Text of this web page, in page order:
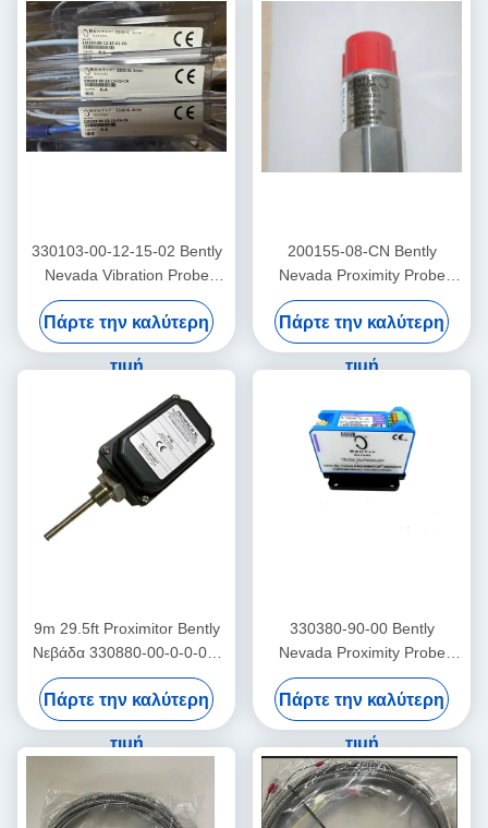
330103-00-12-15-02 Bently
Nevada Vibration Probe
3300 Xl Πρόσθετος
αισθητήρας
Πάρτε την καλύτερη
τιμή
200155-08-CN Bently
Nevada Proximity Probe
χαμηλής συχνότητας
Trendmaster Pro επιταχυντή
Πάρτε την καλύτερη
τιμή
9m 29.5ft Proximitor Bently
Νεβάδα 330880-00-0-0-03-
02 PROXPAC Σύνθεση
μετασχηματιστή εγγύτητας
Πάρτε την καλύτερη
τιμή
330380-90-00 Bently
Nevada Proximity Probe
3300 XL Ανώτατη
θερμοκρασία αισθητήρα
Proximitor
Πάρτε την καλύτερη
τιμή